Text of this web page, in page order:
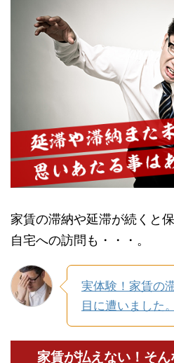
家賃の滞納や延滞が続くと
自宅への訪問も・・・。
実体験！家賃の
目に遭いました。
家賃が払えない！そん